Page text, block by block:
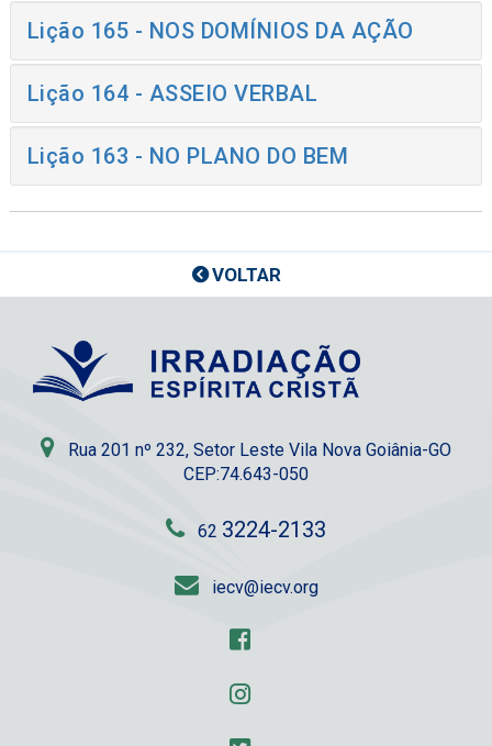
Lição 165 - NOS DOMÍNIOS DA AÇÃO
Lição 164 - ASSEIO VERBAL
Lição 163 - NO PLANO DO BEM
VOLTAR
Rua 201 nº 232, Setor Leste Vila Nova Goiânia-GO
CEP:74.643-050
62 3224-2133
iecv@iecv.org